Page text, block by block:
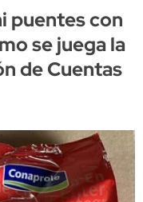
puentes con
se juega la
de Cuentas